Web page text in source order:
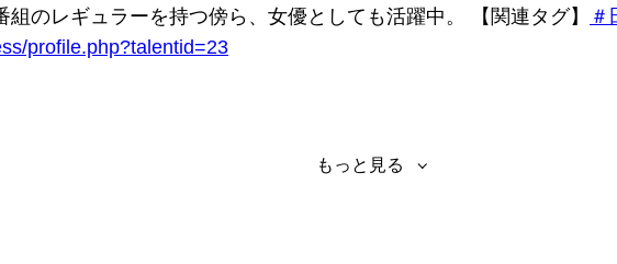
のレギュラーを持つ傍ら、女優としても活躍中。 【関連タグ】
profile.php?talentid=23
もっと見る